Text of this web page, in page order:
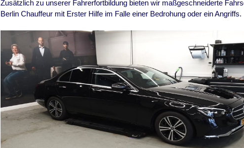
Zusätzlich zu unserer Fahrerfortbildung bieten wir maßgeschneiderte
Berlin Chauffeur mit Erster Hilfe im Falle einer Bedrohung oder ein Angriffs.